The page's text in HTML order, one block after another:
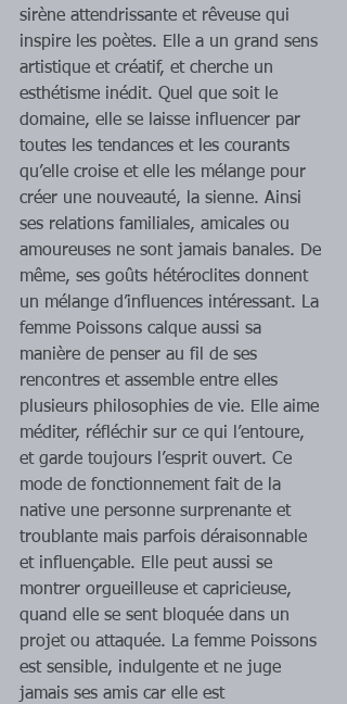
sirène attendrissante et rêveuse qui
inspire les poètes. Elle a un grand sens
artistique et créatif, et cherche un
esthétisme inédit. Quel que soit le
domaine, elle se laisse influencer par
toutes les tendances et les courants
qu’elle croise et elle les mélange pour
créer une nouveauté, la sienne. Ainsi
ses relations familiales, amicales ou
amoureuses ne sont jamais banales. De
même, ses goûts hétéroclites donnent
un mélange d’influences intéressant. La
femme Poissons calque aussi sa
manière de penser au fil de ses
rencontres et assemble entre elles
plusieurs philosophies de vie. Elle aime
méditer, réfléchir sur ce qui l’entoure,
et garde toujours l’esprit ouvert. Ce
mode de fonctionnement fait de la
native une personne surprenante et
troublante mais parfois déraisonnable
et influençable. Elle peut aussi se
montrer orgueilleuse et capricieuse,
quand elle se sent bloquée dans un
projet ou attaquée. La femme Poissons
est sensible, indulgente et ne juge
jamais ses amis car elle est